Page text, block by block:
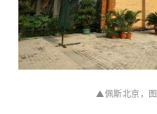
▲佩斯北京，